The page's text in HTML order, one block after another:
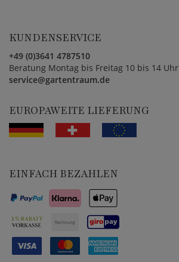
KUNDENSERVICE
+49 (0)3641 4787510
Beratung Montag bis Freitag 10 bis 14 Uhr
service@gartentraum.de
EUROPAWEITE LIEFERUNG
EINFACH BEZAHLEN